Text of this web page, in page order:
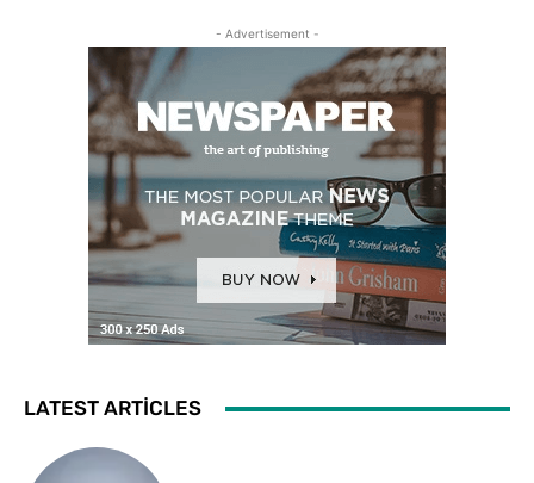
- Advertisement -
LATEST ARTICLES